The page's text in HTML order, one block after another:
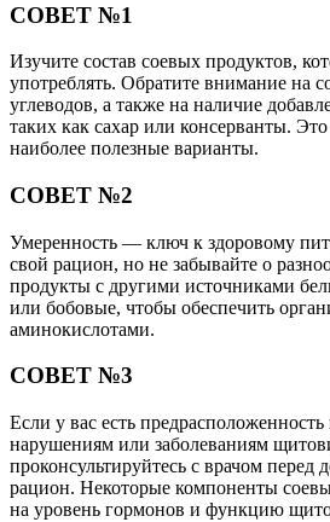
СОВЕТ №1
Изучите состав соевых продуктов,
употреблять. Обратите внимание на
углеводов, а также на наличие
таких как сахар или консерванты.
наиболее полезные варианты.
СОВЕТ №2
Умеренность — ключ к здоровому
свой рацион, но не забывайте о
продукты с другими источниками
или бобовые, чтобы обеспечить
аминокислотами.
СОВЕТ №3
Если у вас есть
нарушениям или заболеваниям
проконсультируйтесь с врачом перед
рацион. Некоторые компоненты
на уровень гормонов и функцию